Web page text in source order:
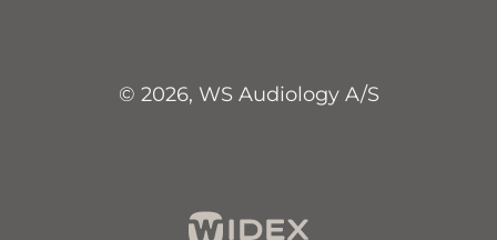
© 2026, WS Audiology A/S